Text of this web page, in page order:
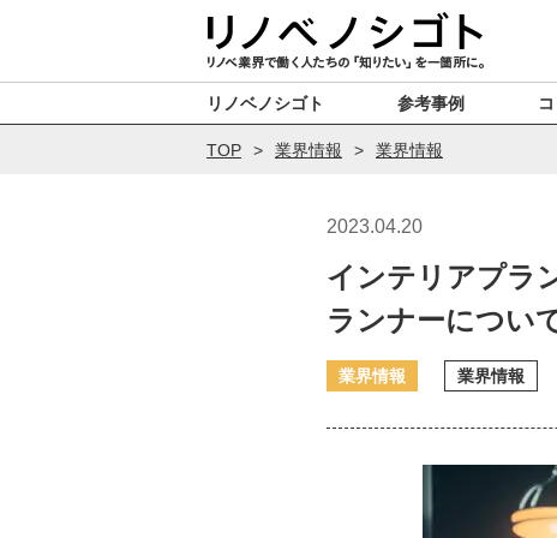
リノベノシゴト 参考事例
TOP 業界情報 業界情報
2023.04.20
インテリアプラ
ランナーについ
業界情報 業界情報